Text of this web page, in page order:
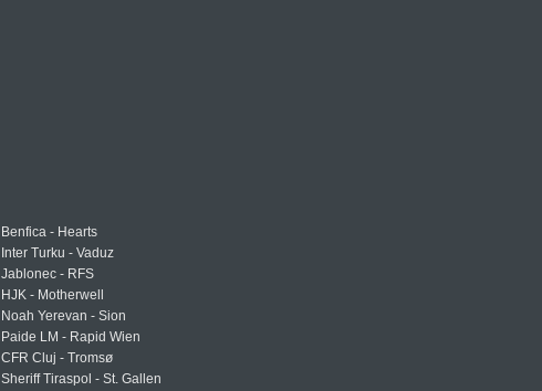
Benfica - Hearts
Inter Turku - Vaduz
Jablonec - RFS
HJK - Motherwell
Noah Yerevan - Sion
Paide LM - Rapid Wien
CFR Cluj - Tromsø
Sheriff Tiraspol - St. Gallen